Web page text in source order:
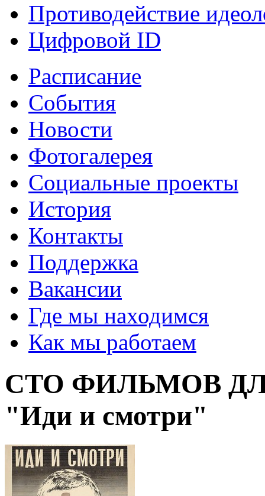
Противодействие
Цифровой ID
Расписание
События
Новости
Фотогалерея
Социальные проекты
История
Контакты
Поддержка
Вакансии
Где мы находимся
Как мы работаем
СТО ФИЛЬМОВ
"Иди и смотри"